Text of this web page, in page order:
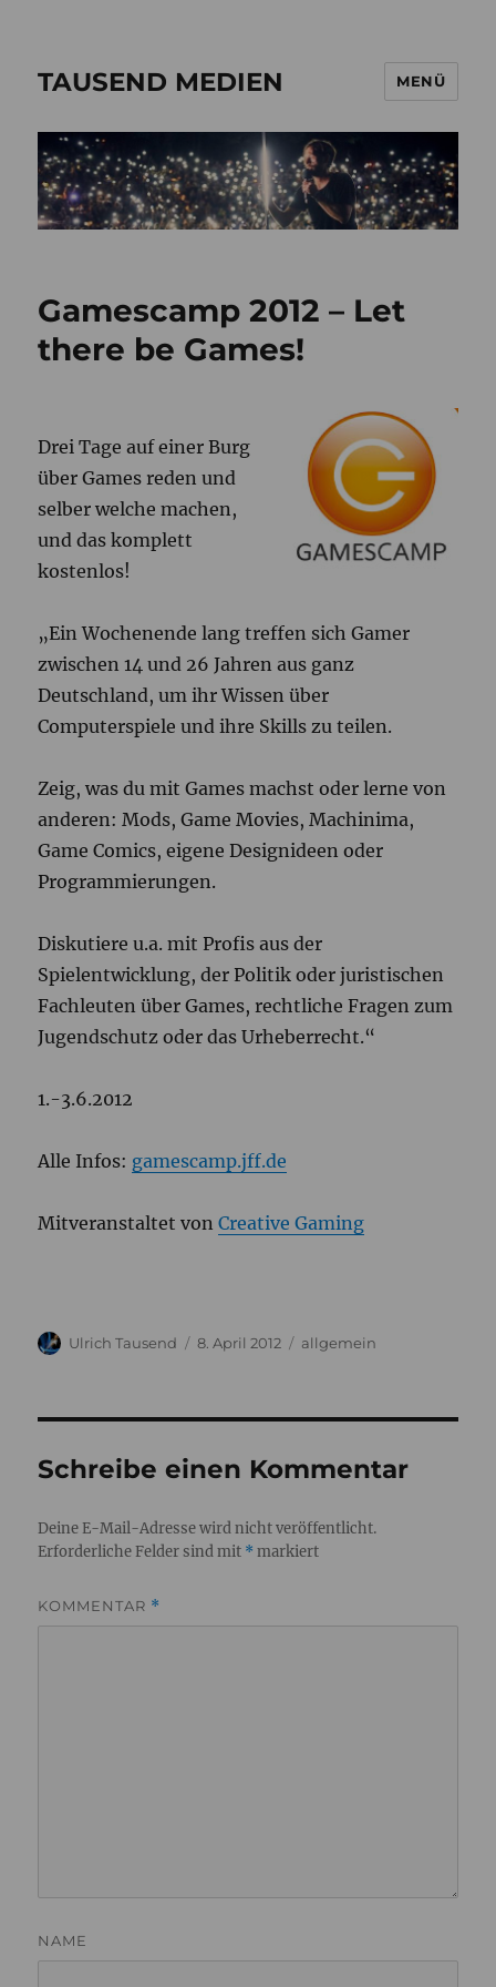
TAUSEND MEDIEN MENÜ
Gamescamp 2012 – Let
there be Games!
Drei Tage auf einer Burg
über Games reden und
selber welche machen,
und das komplett
kostenlos!
„Ein Wochenende lang treffen sich Gamer
zwischen 14 und 26 Jahren aus ganz
Deutschland, um ihr Wissen über
Computerspiele und ihre Skills zu teilen.
Zeig, was du mit Games machst oder lerne von
anderen: Mods, Game Movies, Machinima,
Game Comics, eigene Designideen oder
Programmierungen.
Diskutiere u.a. mit Profis aus der
Spielentwicklung, der Politik oder juristischen
Fachleuten über Games, rechtliche Fragen zum
Jugendschutz oder das Urheberrecht.“
1.-3.6.2012
Alle Infos: gamescamp.jff.de
Mitveranstaltet vonCreative Gaming
Autor
Ulrich Tausend
Veröffentlicht
8. April 2012 Kategorien
allgemein
Schreibe einen Kommentar
Deine E-Mail-Adresse wird nicht veröffentlicht.
Erforderliche Felder sind mit * markiert
KOMMENTAR *
NAME